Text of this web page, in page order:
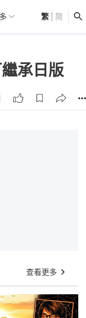
01深圳 觀點 健康
繁 简
承日版
查看更多